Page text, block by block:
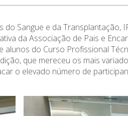
do Sangue e da Transplantação,
da Associação de Pais e
do Curso Profissional
que mereceu os mais
o elevado número de